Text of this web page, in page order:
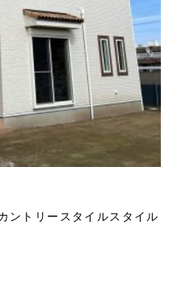
ントリースタイルスタイル